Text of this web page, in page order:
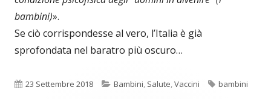
bambini)».
Se ciò corrispondesse al vero, l’Italia è già
sprofondata nel baratro più oscuro…
Pubblicato
23 Settembre 2018 Categorie
Bambini, Salute,Vaccini Tag
bambini